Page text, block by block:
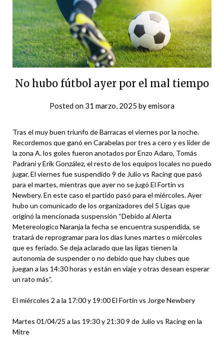
No hubo fútbol ayer por el mal tiempo
Posted on 31 marzo, 2025 byemisora
Tras el muy buen triunfo de Barracas el viernes por la noche.
Recordemos que ganó en Carabelas por tres a cero y es líder de
la zona A. los goles fueron anotados por Enzo Adaro, Tomás
Padrani y Erik González, el resto de los equipos locales no puedo
jugar. El viernes fue suspendido 9 de Julio vs Racing que pasó
para el martes, mientras que ayer no se jugó El Fortín vs
Newbery. En este caso el partido pasó para el miércoles. Ayer
hubo un comunicado de los organizadores del 5 Ligas que
originó la mencionada suspensión “Debido al Alerta
Metereologico Naranja la fecha se encuentra suspendida, se
tratará de reprogramar para los días lunes martes o miércoles
que es feriado. Se deja aclarado que las ligas tienen la
autonomía de suspender o no debido que hay clubes que
juegan a las 14:30 horas y están en viaje y otras desean esperar
un rato más”.
El miércoles 2 a la 17:00 y 19:00 El Fortín vs Jorge Newbery
Martes 01/04/25 a las 19:30 y 21:30 9 de Julio vs Racing en la
Mitre